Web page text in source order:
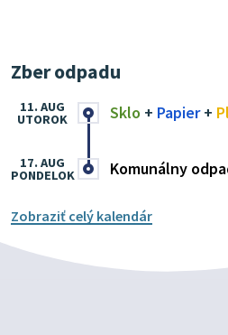
Zber odpadu
Sklo + Papier+
11. AUG
UTOROK
Komunálny
17. AUG
PONDELOK
Zobraziť celý kalendár